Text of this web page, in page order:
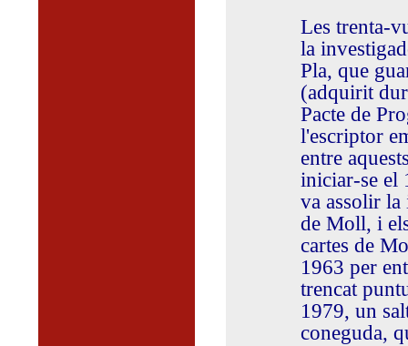
Les trenta-
la
Pla, que
(adquirit
Pacte de
l'escriptor
entre
iniciar-se el
va assolir la
de Moll, i
cartes de
1963 per
trencat
1979, un
coneguda,